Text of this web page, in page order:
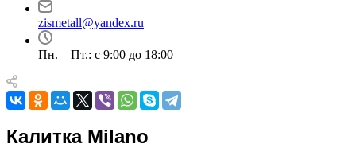
zismetall@yandex.ru
Пн. – Пт.: с 9:00 до 18:00
Калитка Milano